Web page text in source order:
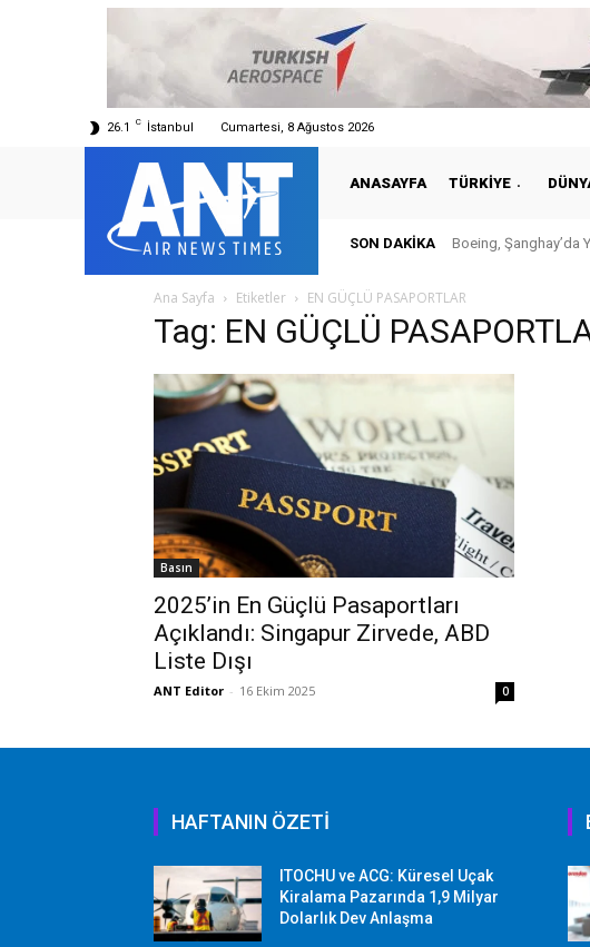
26.1 C İstanbul Cumartesi, 8 Ağustos 2026
ANASAYFA TÜRKIYE
SON DAKIKA Boeing, Şanghay’da
Ana Sayfa Etiketler EN GÜÇLÜ PASAPORTLAR
Tag: EN GÜÇLÜ
Basın
2025’in En Güçlü Pasaportları
Açıklandı: Singapur Zirvede, ABD
Liste Dışı
ANT Editor - 16 Ekim 2025 0
HAFTANIN ÖZETİ
ITOCHU ve ACG: Küresel Uçak
Kiralama Pazarında 1,9 Milyar
Dolarlık Dev Anlaşma